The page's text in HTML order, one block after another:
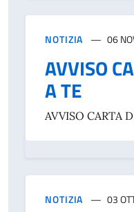
NOTIZIA 06
AVVISO
A TE
AVVISO CARTA
NOTIZIA 03